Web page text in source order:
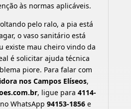
às normas aplicáveis.
pelo ralo, a pia está
o vaso sanitário está
existe mau cheiro vindo da
é solicitar ajuda técnica
piore. Para falar com
nos Campos Elíseos,
, ligue para 4114-
WhatsApp94153-1856 e